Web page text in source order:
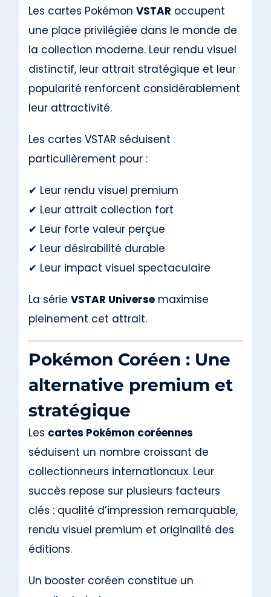
Les cartes Pokémon VSTAR occupent
une place privilégiée dans le monde de
la collection moderne. Leur rendu visuel
distinctif, leur attrait stratégique et leur
popularité renforcent considérablement
leur attractivité.
Les cartes VSTAR séduisent
particulièrement pour :
✔ Leur rendu visuel premium
✔ Leur attrait collection fort
✔ Leur forte valeur perçue
✔ Leur désirabilité durable
✔ Leur impact visuel spectaculaire
La série VSTAR Universemaximise
pleinement cet attrait.
Pokémon Coréen : Une
alternative premium et
stratégique
Les cartes Pokémon coréennes
séduisent un nombre croissant de
collectionneurs internationaux. Leur
succès repose sur plusieurs facteurs
clés : qualité d’impression remarquable,
rendu visuel premium et originalité des
éditions.
Un booster coréen constitue un